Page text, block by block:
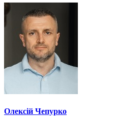
Олексій Чепурко